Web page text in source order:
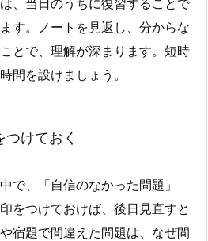
す。
ノートを見返し、分からな
とで、理解が深まります。 短時
間を設けましょう。
けておく
で、「自信のなかった問題」
をつけておけば、後日見直すと
宿題で間違えた問題は、なぜ間